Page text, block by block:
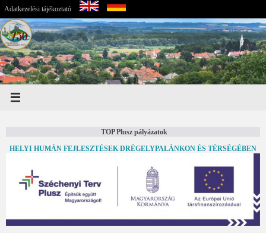
Adatkezelési tájékoztató
TOP Plusz pályázatok
HELYI HUMÁN FEJLESZTÉSEK DRÉGELYPALÁNKON ÉS TÉRSÉGÉBEN